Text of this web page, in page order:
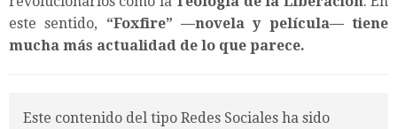
este sentido, “Foxfire” —novela y película— tiene
mucha más actualidad de lo que parece.
Este contenido del tipo Redes Sociales ha sido